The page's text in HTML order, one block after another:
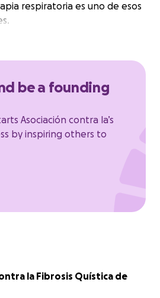
respiratoria es uno de esos
procuramos que los niños y sus
en la especialidad de
mejor calidad de vida y un
be a founding
Asociación contra la’s
by inspiring others to
la Fibrosis Quística de